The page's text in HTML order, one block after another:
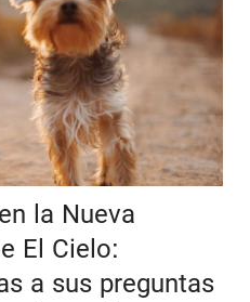
la Nueva
El Cielo:
a sus preguntas